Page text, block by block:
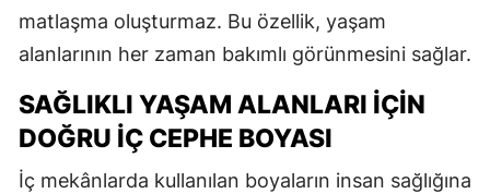
matlaşma oluşturmaz. Bu özellik, yaşam
alanlarının her zaman bakımlı görünmesini sağlar.
SAĞLIKLI YAŞAM ALANLARI İÇIN
DOĞRU İÇ CEPHE BOYASI
İç mekânlarda kullanılan boyaların insan sağlığına